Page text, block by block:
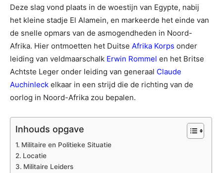
Deze slag vond plaats in de woestijn van Egypte, nabij
het kleine stadje El Alamein, en markeerde het einde van
de snelle opmars van de asmogendheden in Noord-
Afrika. Hier ontmoetten het Duitse Afrika Korps onder
leiding van veldmaarschalk Erwin Rommel en het Britse
Achtste Leger onder leiding van generaal Claude
Auchinleck elkaar in een strijd die de richting van de
oorlog in Noord-Afrika zou bepalen.
Inhouds opgave
Militaire en Politieke Situatie
Locatie
Militaire Leiders